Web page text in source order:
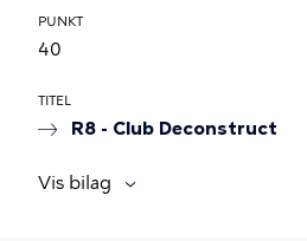
PUNKT
40
TITEL
R8 - Club Deconstruct
Vis bilag